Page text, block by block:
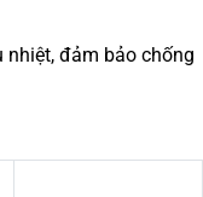
đảm bảo chống